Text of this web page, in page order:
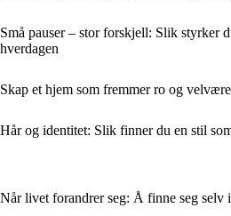
Små pauser – stor forskjell: Slik styrker
hverdagen
Skap et hjem som fremmer ro og velvære
Hår og identitet: Slik finner du en stil
Når livet forandrer seg: Å finne seg selv